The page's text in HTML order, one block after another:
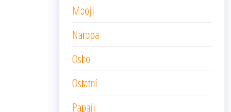
Mooji
Naropa
Osho
Ostatní
Papaji